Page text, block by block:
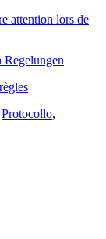
attention lors de
Protocollo,